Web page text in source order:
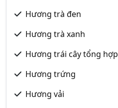
Hương trà đen
Hương trà xanh
Hương trái cây tổng hợp
Hương trứng
Hương vải